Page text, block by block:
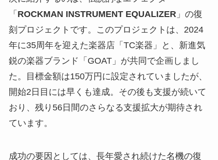
「 ROCKMAN INSTRUMENT EQUALIZER」の復
刻プロジェクトです。このプロジェクトは、2024
年に35周年を迎えた楽器店「TC楽器」と、新進気
鋭の楽器ブランド「GOAT」が共同で企画しまし
た。目標金額は150万円に設定されていましたが、
開始2日目には早くも達成。その後も支援が続いて
おり、残り56日間のさらなる支援拡大が期待され
ています。
成功の要因としては、長年愛され続けた名機の復